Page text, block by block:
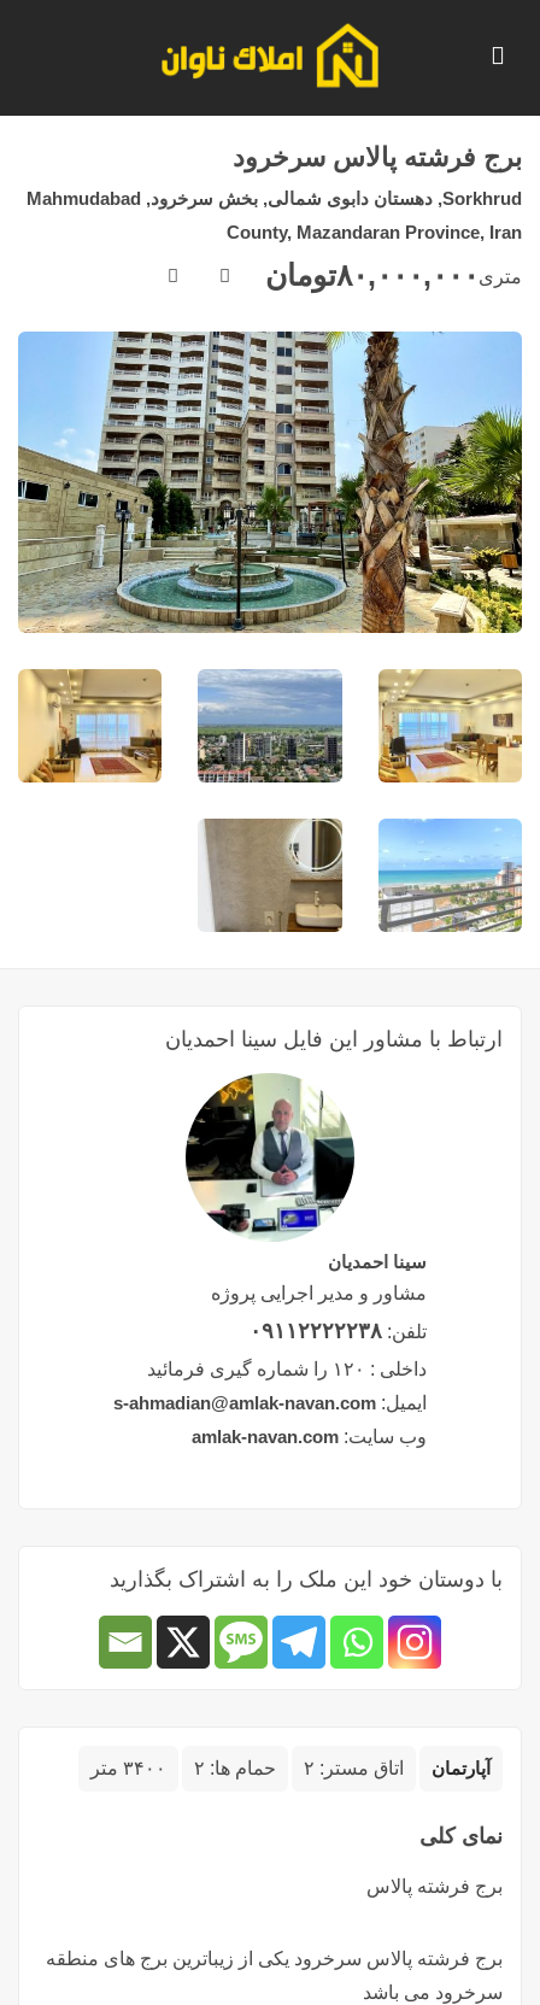
برج فرشته پالاس سرخرود
Sorkhrud, دهستان دابوی شمالی, بخش سرخرود, Mahmudabad
County, Mazandaran Province, Iran
متری ۸۰,۰۰۰,۰۰۰تومان
آپارتمان اتاق مستر: ۲ حمام ها: ۲ ۳۴۰۰ متر
نمای کلی
برج فرشته پالاس
برج فرشته پالاس سرخرود یکی از زیباترین برج های منطقه
سرخرود می باشد
ارتباط با مشاور این فایل سینا احمدیان
سینا احمدیان
مشاور و مدیر اجرایی پروژه
تلفن: ۰۹۱۱۲۲۲۲۲۳۸
داخلی : ۱۲۰ را شماره گیری فرمائید
ایمیل: s-ahmadian@amlak-navan.com
وب سایت: amlak-navan.com
با دوستان خود این ملک را به اشتراک بگذارید